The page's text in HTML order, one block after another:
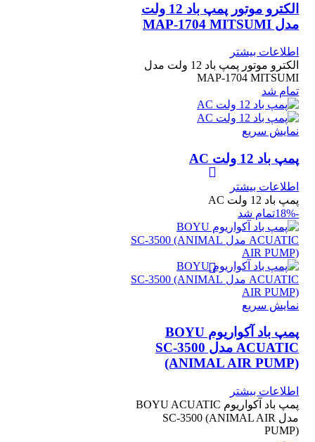
الکترو موتور پمپ باد 12 ولت
مدل MAP-1704 MITSUMI
اطلاعات بیشتر
الکترو موتور پمپ باد 12 ولت مدل
MAP-1704 MITSUMI
تمام شد
نمایش سریع
پمپ باد 12 ولت AC
اطلاعات بیشتر
پمپ باد 12 ولت AC
-18%
تمام شد
نمایش سریع
پمپ باد آکواریوم BOYU
ACUATIC مدل SC-3500
(ANIMAL AIR PUMP)
اطلاعات بیشتر
پمپ باد آکواریوم BOYU ACUATIC
مدل SC-3500 (ANIMAL AIR
PUMP)